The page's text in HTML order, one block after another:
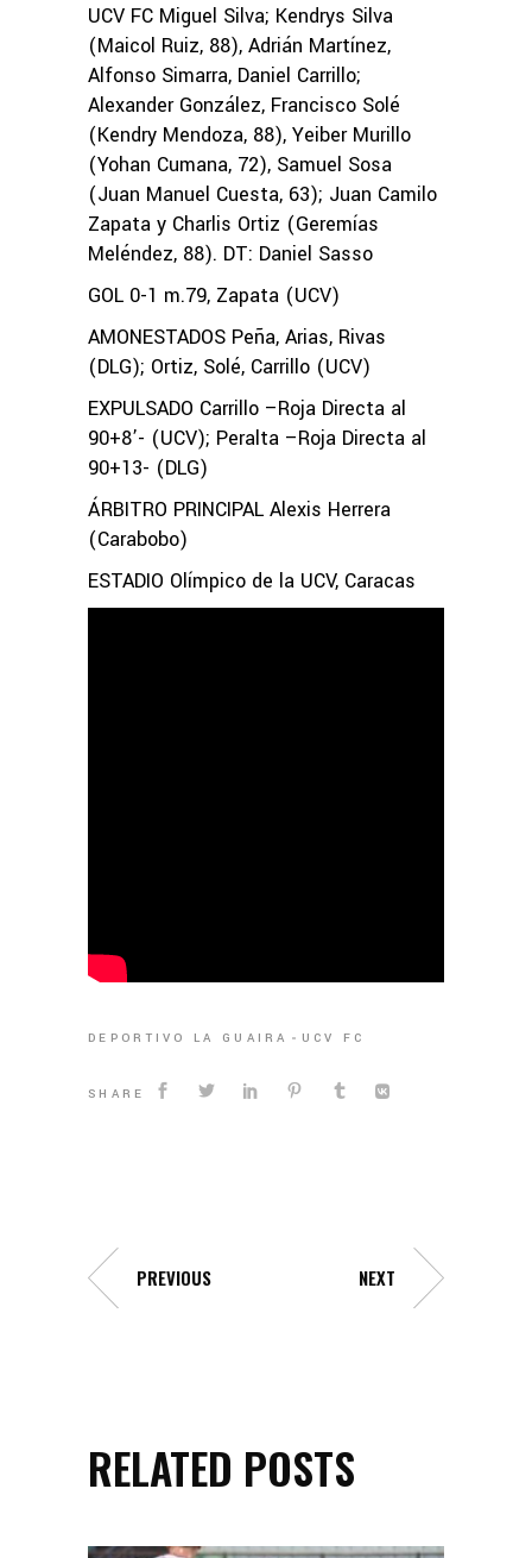
UCV FC Miguel Silva; Kendrys Silva
(Maicol Ruiz, 88), Adrián Martínez,
Alfonso Simarra, Daniel Carrillo;
Alexander González, Francisco Solé
(Kendry Mendoza, 88), Yeiber Murillo
(Yohan Cumana, 72), Samuel Sosa
(Juan Manuel Cuesta, 63); Juan Camilo
Zapata y Charlis Ortiz (Geremías
Meléndez, 88). DT: Daniel Sasso
GOL 0-1 m.79, Zapata (UCV)
AMONESTADOS Peña, Arias, Rivas
(DLG); Ortiz, Solé, Carrillo (UCV)
EXPULSADO Carrillo –Roja Directa al
90+8’- (UCV); Peralta –Roja Directa al
90+13- (DLG)
ÁRBITRO PRINCIPAL Alexis Herrera
(Carabobo)
ESTADIO Olímpico de la UCV, Caracas
DEPORTIVO LA GUAIRA UCV FC
SHARE
PREVIOUS NEXT
RELATED POSTS